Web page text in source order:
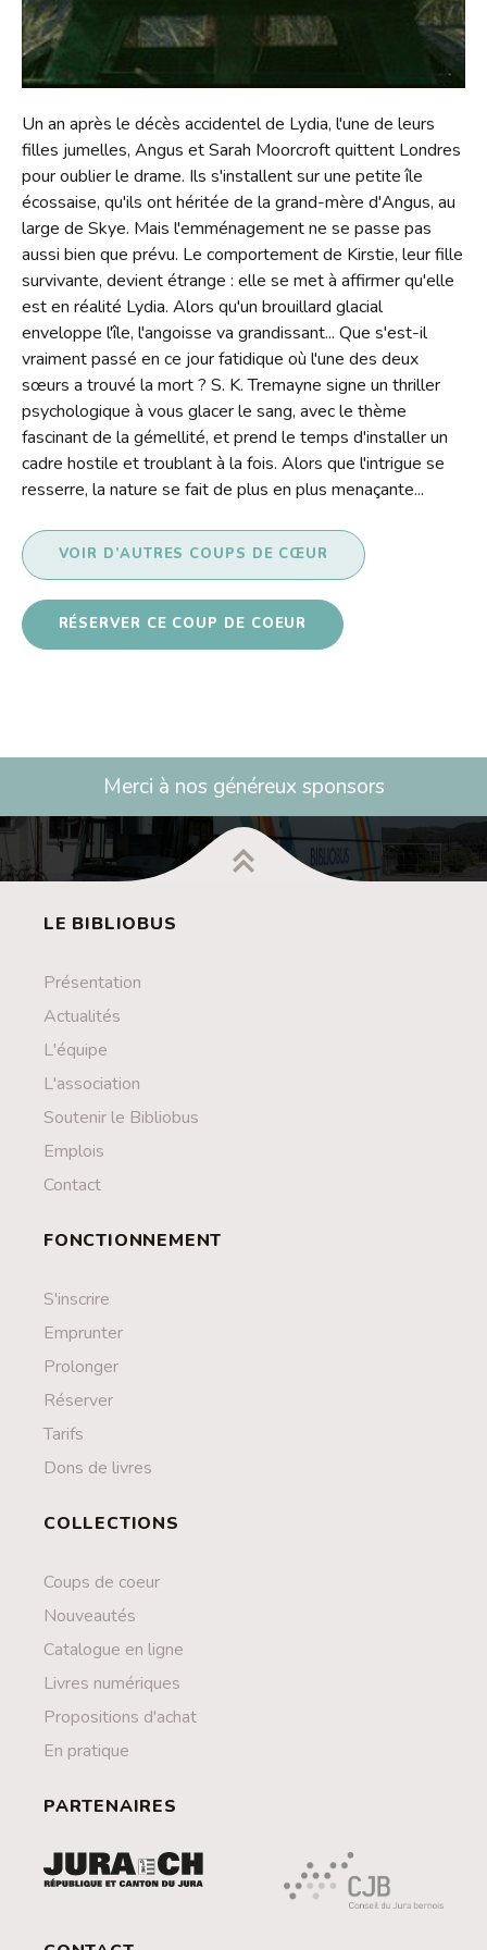
Contact
Liens
Un an après le décès accidentel de Lydia, l'une de leurs
filles jumelles, Angus et Sarah Moorcroft quittent Londres
pour oublier le drame. Ils s'installent sur une petite île
écossaise, qu'ils ont héritée de la grand-mère d'Angus, au
large de Skye. Mais l'emménagement ne se passe pas
aussi bien que prévu. Le comportement de Kirstie, leur fille
survivante, devient étrange : elle se met à affirmer qu'elle
est en réalité Lydia. Alors qu'un brouillard glacial
enveloppe l'île, l'angoisse va grandissant... Que s'est-il
vraiment passé en ce jour fatidique où l'une des deux
sœurs a trouvé la mort ? S. K. Tremayne signe un thriller
psychologique à vous glacer le sang, avec le thème
fascinant de la gémellité, et prend le temps d'installer un
cadre hostile et troublant à la fois. Alors que l'intrigue se
resserre, la nature se fait de plus en plus menaçante...
VOIR D’AUTRES COUPS DE CŒUR
RÉSERVER CE COUP DE COEUR
Merci à nos généreux sponsors
LE BIBLIOBUS
Présentation
Actualités
L'équipe
L'association
Soutenir le Bibliobus
Emplois
Contact
FONCTIONNEMENT
S'inscrire
Emprunter
Prolonger
Réserver
Tarifs
Dons de livres
COLLECTIONS
Coups de coeur
Nouveautés
Catalogue en ligne
Livres numériques
Propositions d'achat
En pratique
PARTENAIRES